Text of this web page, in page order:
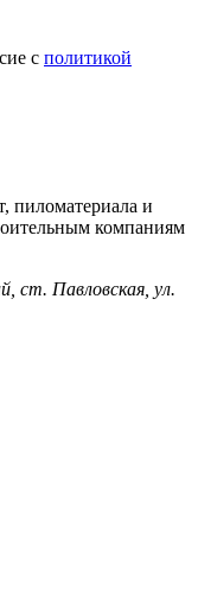
с политикой
и
компаниям
ст. Павловская, ул.